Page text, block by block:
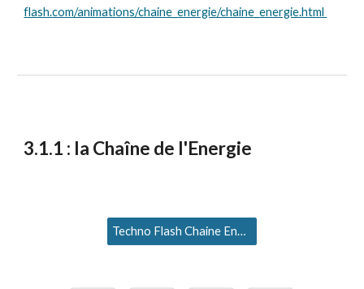
flash.com/animations/chaine_energie/chaine_energie.html
3.1.1 : la Chaîne de l'Energie
Techno Flash Chaine Energie